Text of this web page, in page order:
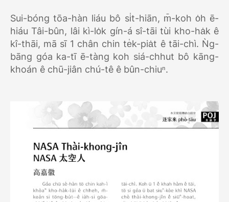
Sui-bóng tōa-hàn liáu bô si̍t-hiān, m̄-koh o̍h ē-
hiáu Tâi-bûn, lâi kì-lo̍k gín-á sî-tāi tùi kho-ha̍k ê
kî-thāi, mā sī 1 chân chin te̍k-pia̍t ê tāi-chì. Ǹg-
bāng góa ka-tī ē-tàng koh siá-chhut bô kāng-
khoán ê chū-jiân chú-tê ê bûn-chiuⁿ.